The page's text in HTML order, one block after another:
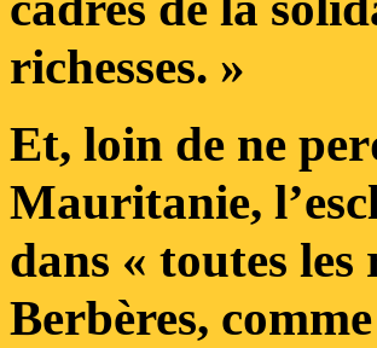
richesses. »
Et, loin de ne
Mauritanie,
dans « toutes
Berbères,